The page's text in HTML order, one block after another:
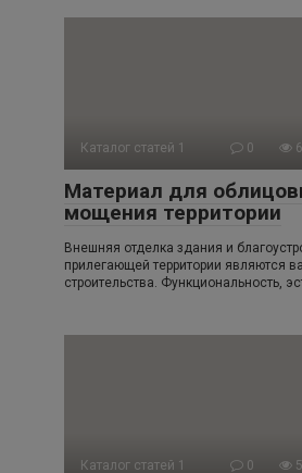
Каталог статей 1 0
Материал для
мощения территории
Внешняя отделка здания и
прилегающей территории являются
строительства. Функциональность,
Каталог статей 1 0